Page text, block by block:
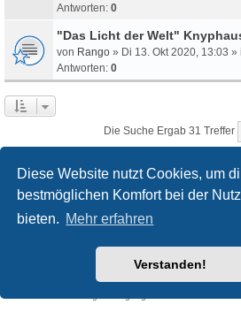
Diese Website nutzt Cookies, um
bestmöglichen Komfort bei der
bieten. Mehr erfahren
Verstanden!
Antworten: 0
"Das Licht der Welt"
von Rango » Di 13. Okt 2020, 13:03 »
Antworten: 0
Die Suche Ergab 31 Treffer
Foren-Übersicht Kontakt
® Forum Software © phpBB Limited
phpBB.de
created by INVENTEA & v12mike